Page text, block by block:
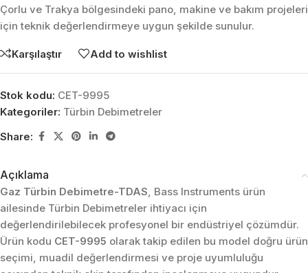
Çorlu ve Trakya bölgesindeki pano, makine ve bakım projeleri
için teknik değerlendirmeye uygun şekilde sunulur.
Karşılaştır Add to wishlist
Stok kodu: CET-9995
Kategoriler: Türbin Debimetreler
Share:
Açıklama
Gaz Türbin Debimetre-TDAS, Bass Instruments ürün
ailesinde Türbin Debimetreler ihtiyacı için
değerlendirilebilecek profesyonel bir endüstriyel çözümdür.
Ürün kodu CET-9995 olarak takip edilen bu model doğru ürün
seçimi, muadil değerlendirmesi ve proje uyumluluğu